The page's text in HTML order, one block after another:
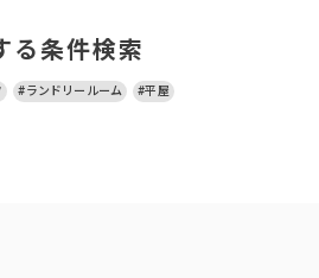
る条件検索
#ランドリールーム #平屋